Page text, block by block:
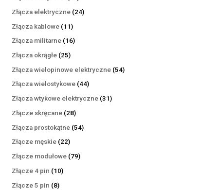
produkty
Złącza elektryczne 2424
Złącza kablowe 1111
produktów
Złącza militarne 1616
Złącza okrągłe 2525
produktów
Złącza wielopinowe elektryczne 5454
Złącza wielostykowe 4444
produkty
Złącza wtykowe elektryczne 3131
Złącze skręcane 2828
produktów
Złącza prostokątne 5454
Złącze męskie 2222
produkty
Złącze modułowe 7979
Złącze 4 pin 1010
Złącze 5 pin 88